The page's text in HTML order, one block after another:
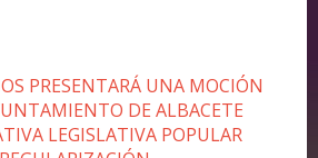
PRESENTARÁ UNA MOCIÓN
DE ALBACETE
LEGISLATIVA POPULAR